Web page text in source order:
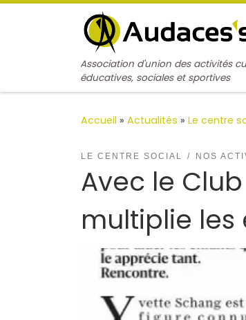
Passer au contenu
Association d'union des activités
éducatives, sociales et sportives
Accueil » Actualités » Le centre
LE CENTRE SOCIAL NOS
Avec le
multiplie